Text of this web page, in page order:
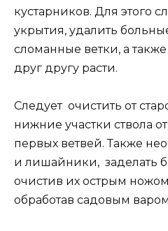
кустарников. Для этого
укрытия, удалить
сломанные ветки, а
друг другу расти.
Следует очистить от
нижние участки ствола
первых ветвей. Также
и лишайники, заделать
очистив их острым
обработав садовым